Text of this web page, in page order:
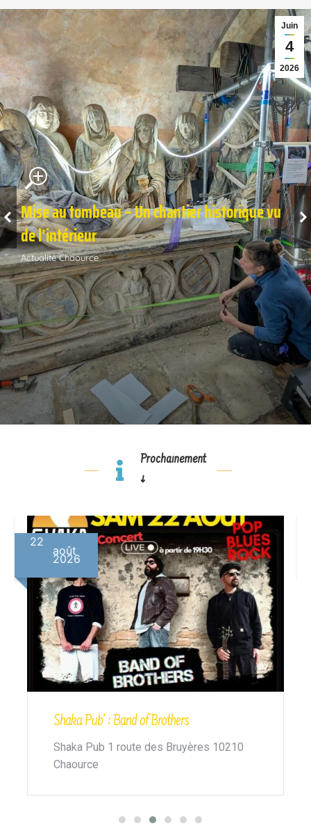
Juin
4
2026
Mise au tombeau – Un chantier historique vu
de l’intérieur
Actualité Chaource
Prochainement
↓
08
septembre
2026
Minute-Papillon avec La Trottinette
Locaux de la MJC